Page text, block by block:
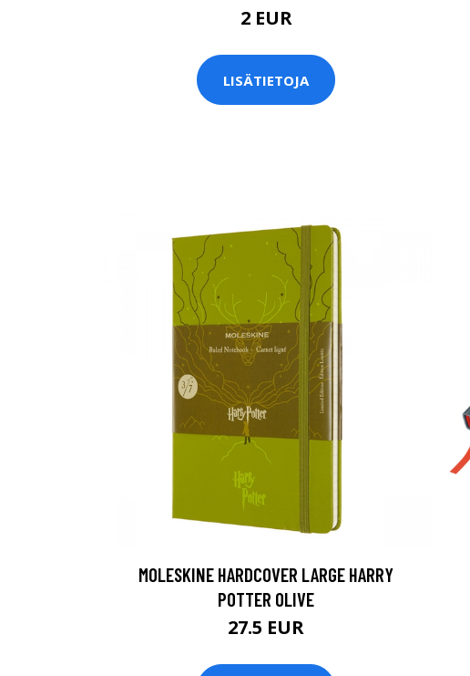
2 EUR
LISÄTIETOJA
MOLESKINE HARDCOVER LARGE HARRY
POTTER OLIVE
27.5 EUR